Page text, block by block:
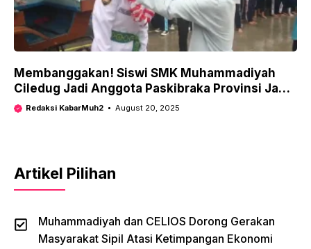
Membanggakan! Siswi SMK Muhammadiyah
Ciledug Jadi Anggota Paskibraka Provinsi Jawa
Barat
Redaksi KabarMuh2 August 20, 2025
Artikel Pilihan
Muhammadiyah dan CELIOS Dorong Gerakan
Masyarakat Sipil Atasi Ketimpangan Ekonomi